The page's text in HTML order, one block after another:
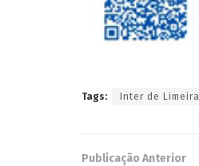
Tags: Inter de Limeira
Publicação Anterior